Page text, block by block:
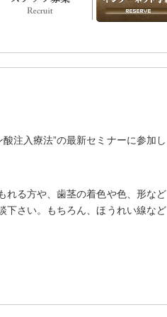
注入療法”の最新セミナーに参加し
れる方や、歯茎の着色や色、形など
下さい。もちろん、ほうれい線など